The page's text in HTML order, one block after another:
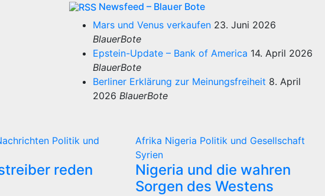
Newsfeed – Blauer Bote
Mars und Venus verkaufen 23. Juni 2026
BlauerBote
Epstein-Update – Bank of America 14. April 2026
BlauerBote
Berliner Erklärung zur Meinungsfreiheit 8. April
2026 BlauerBote
Politik und
reden
Afrika Nigeria Politik und Gesellschaft
Syrien
Nigeria und die wahren
Sorgen des Westens